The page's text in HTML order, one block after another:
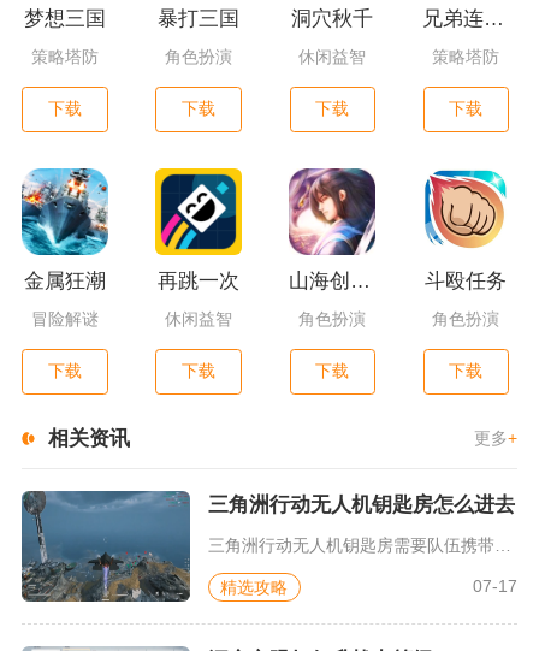
梦想三国
策略塔防
下载
暴打三国
角色扮演
下载
洞穴秋千
休闲益智
下载
兄弟连3：战争之子
策略塔防
下载
金属狂潮
冒险解谜
下载
再跳一次
休闲益智
下载
山海创世录一剑天逆
角色扮演
下载
斗殴任务
角色扮演
下载
相关资讯 更多+
三角洲行动无人机钥匙房怎么进去
精选攻略 07-17